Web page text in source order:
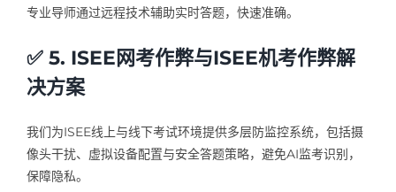
专业导师通过远程技术辅助实时答题，快速准确。
✅ 5. ISEE网考作弊与ISEE机考作弊解
决方案
我们为ISEE线上与线下考试环境提供多层防监控系统，包括摄
像头干扰、虚拟设备配置与安全答题策略，避免AI监考识别，
保障隐私。